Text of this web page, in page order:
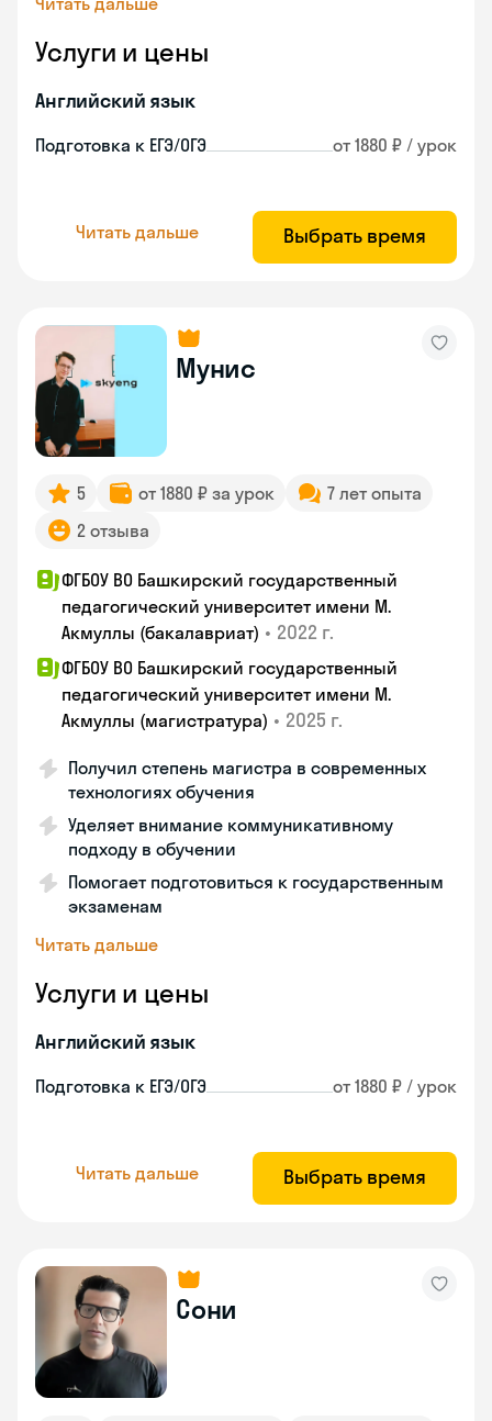
Услуги и цены
Английский язык
Подготовка к ЕГЭ/ОГЭ от 1880 ₽ / урок
Читать дальше Выбрать время
Мунис
5 от 1880 ₽ за урок
7 лет опыта
2 отзыва
ФГБОУ ВО Башкирский государственный
педагогический университет имени М.
Акмуллы (бакалавриат) • 2022 г.
ФГБОУ ВО Башкирский государственный
педагогический университет имени М.
Акмуллы (магистратура) • 2025 г.
Получил степень магистра в современных
технологиях обучения
Уделяет внимание коммуникативному
подходу в обучении
Помогает подготовиться к государственным
экзаменам
Читать дальше
Услуги и цены
Английский язык
Подготовка к ЕГЭ/ОГЭ от 1880 ₽ / урок
Читать дальше Выбрать время
Сони